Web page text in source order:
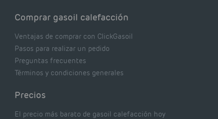
Comprar gasoil calefacción
Ventajas de comprar con ClickGasoil
Pasos para realizar un pedido
Preguntas frecuentes
Términos y condiciones generales
Precios
El precio más barato de gasoil calefacción hoy